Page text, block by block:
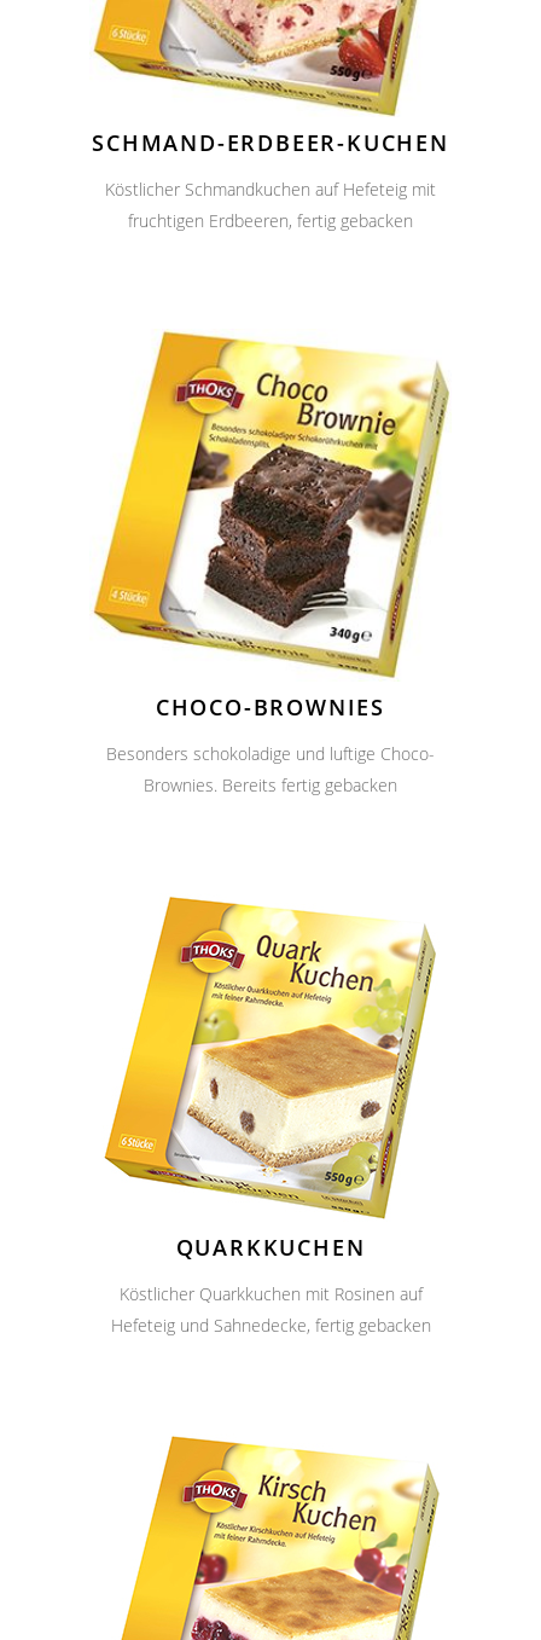
SCHMAND-ERDBEER-KUCHEN
Köstlicher Schmandkuchen auf Hefeteig mit
fruchtigen Erdbeeren, fertig gebacken
CHOCO-BROWNIES
Besonders schokoladige und luftige Choco-
Brownies. Bereits fertig gebacken
QUARKKUCHEN
Köstlicher Quarkkuchen mit Rosinen auf
Hefeteig und Sahnedecke, fertig gebacken